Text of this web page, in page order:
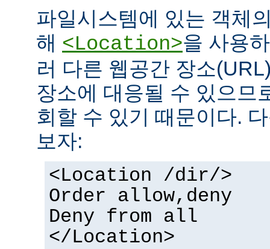
파일시스템에 있는 객체
해 <Location>을 사용
러 다른 웹공간 장소
장소에 대응될 수 있으므
회할 수 있기 때문이다.
보자:
<Location /dir/>
Order allow,deny
Deny from all
</Location>